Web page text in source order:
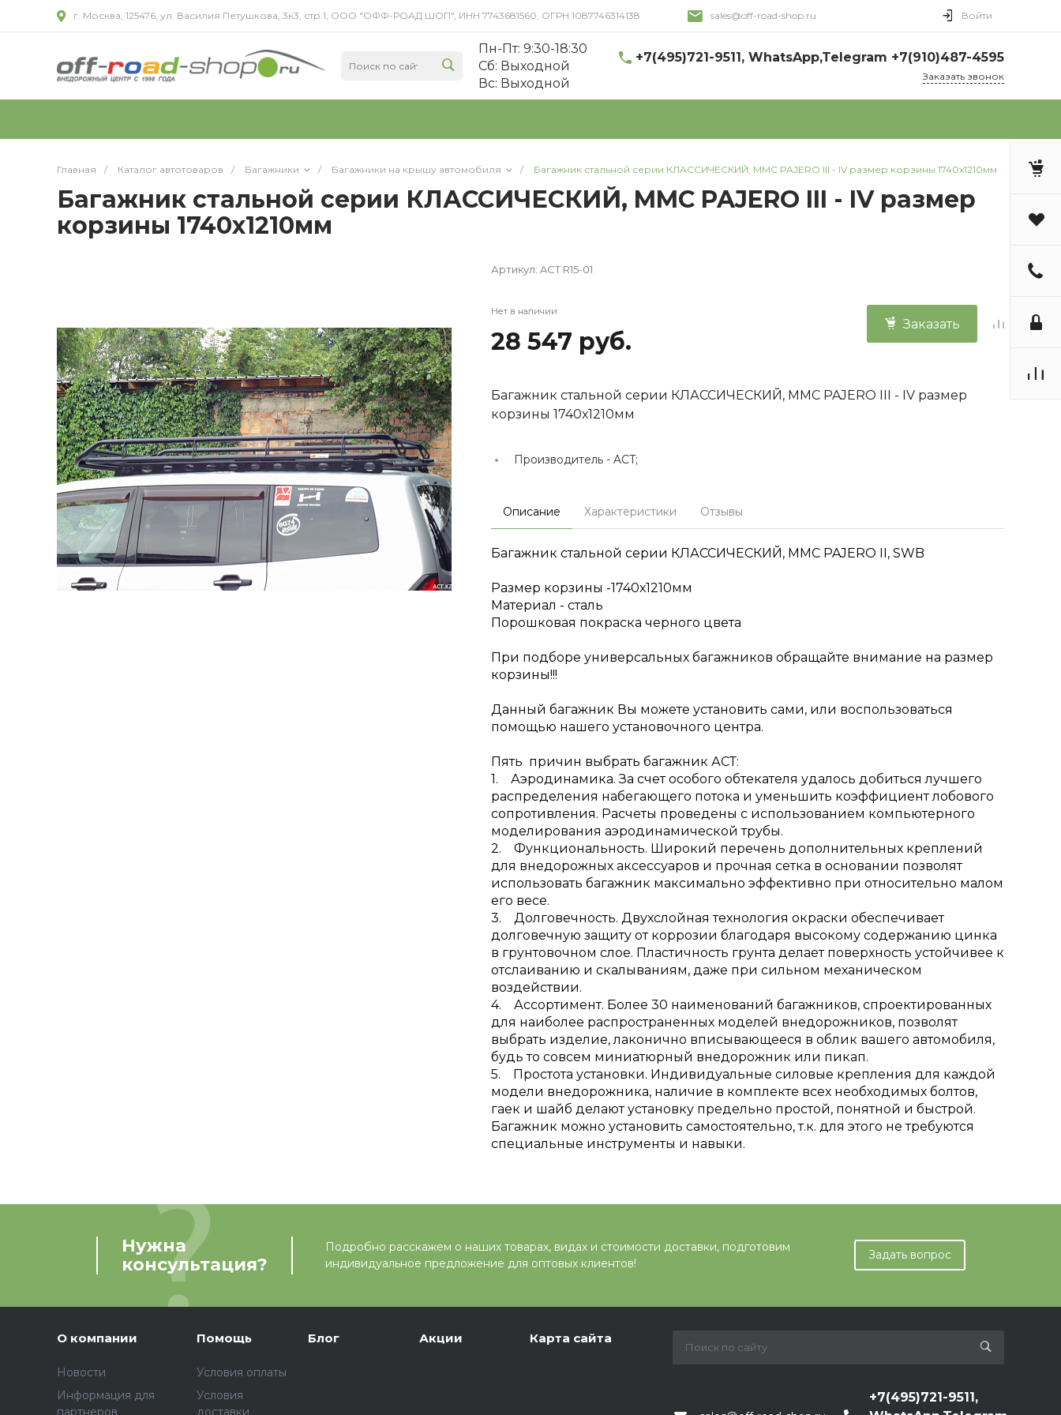
г. Москва, 125476, ул. Василия Петушкова, 3к3, стр.1, ООО "ОФФ-РОАД ШОП", ИНН 7743681560, ОГРН 1087746314138 sales@off-road-shop.ru Войти
Пн-Пт: 9:30-18:30
Cб: Выходной
Вс: Выходной
+7(495)721-9511, WhatsApp,Telegram +7(910)487-4595
Заказать звонок
Главная / Каталог автотоваров / Багажники / Багажники на крышу автомобиля / Багажник стальной серии КЛАССИЧЕСКИЙ, MMC PAJERO III - IV размер корзины 1740х1210мм
Багажник стальной серии КЛАССИЧЕСКИЙ, MMC PAJERO III - IV размер
корзины 1740х1210мм
Артикул: ACT R15-01
Нет в наличии
28 547 руб.
Заказать
Багажник стальной серии КЛАССИЧЕСКИЙ, MMC PAJERO III - IV размер
корзины 1740х1210мм
Производитель - ACT;
Описание Характеристики Отзывы
Багажник стальной серии КЛАССИЧЕСКИЙ, MMC PAJERO II, SWB
Размер корзины -1740х1210мм
Материал - сталь
Порошковая покраска черного цвета
При подборе универсальных багажников обращайте внимание на размер
корзины!!!
Данный багажник Вы можете установить сами, или воспользоваться
помощью нашего установочного центра.
Пять причин выбрать багажник АСТ:
1. Аэродинамика. За счет особого обтекателя удалось добиться лучшего
распределения набегающего потока и уменьшить коэффициент лобового
сопротивления. Расчеты проведены с использованием компьютерного
моделирования аэродинамической трубы.
2. Функциональность. Широкий перечень дополнительных креплений
для внедорожных аксессуаров и прочная сетка в основании позволят
использовать багажник максимально эффективно при относительно малом
его весе.
3. Долговечность. Двухслойная технология окраски обеспечивает
долговечную защиту от коррозии благодаря высокому содержанию цинка
в грунтовочном слое. Пластичность грунта делает поверхность устойчивее к
отслаиванию и скалываниям, даже при сильном механическом
воздействии.
4. Ассортимент. Более 30 наименований багажников, спроектированных
для наиболее распространенных моделей внедорожников, позволят
выбрать изделие, лаконично вписывающееся в облик вашего автомобиля,
будь то совсем миниатюрный внедорожник или пикап.
5. Простота установки. Индивидуальные силовые крепления для каждой
модели внедорожника, наличие в комплекте всех необходимых болтов,
гаек и шайб делают установку предельно простой, понятной и быстрой.
Багажник можно установить самостоятельно, т.к. для этого не требуются
специальные инструменты и навыки.
Нужна
консультация?
Подробно расскажем о наших товарах, видах и стоимости доставки, подготовим
индивидуальное предложение для оптовых клиентов!
Задать вопрос
О компании
Новости
Информация для
партнеров
Помощь
Условия оплаты
Условия
доставки
Блог Акции Карта сайта
+7(495)721-9511,